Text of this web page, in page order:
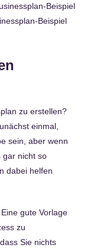
Beispiel
Beispiel
zu erstellen?
einmal,
sein, aber wenn
gar nicht so
dabei helfen
Eine gute Vorlage
zu
Sie nichts